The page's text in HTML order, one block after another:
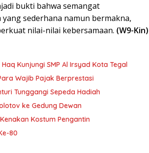
bukti bahwa semangat
sederhana namun bermakna,
nilai-nilai kebersamaan. (W9-Kin)
Kunjungi SMP Al Irsyad Kota Tegal
Wajib Pajak Berprestasi
Tunggangi Sepeda Hadiah
ke Gedung Dewan
Kostum Pengantin
80